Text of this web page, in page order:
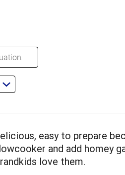
évaluateurs
easy to prepare
and add homey
love them.